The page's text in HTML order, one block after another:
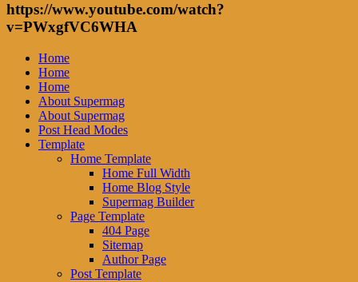
https://www.youtube.com/watch?
v=PWxgfVC6WHA
Home
Home
Home
About Supermag
About Supermag
Post Head Modes
Template
Home Template
Home Full Width
Home Blog Style
Supermag Builder
Page Template
404 Page
Sitemap
Author Page
Post Template